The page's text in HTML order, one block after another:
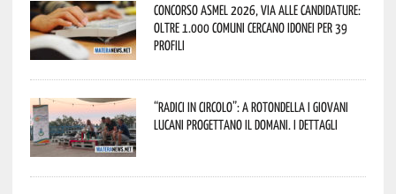
Concorso Asmel 2026, via alle candidature:
oltre 1.000 Comuni cercano idonei per 39
profili
“Radici in Circolo”: a Rotondella i giovani
lucani progettano il domani. I dettagli